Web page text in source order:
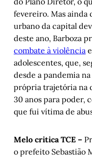
fevereiro. Mas ainda
urbano da capital
deste ano, Barboza
combate à violência
adolescentes, que,
desde a pandemia
própria trajetória na
30 anos para poder,
que fui vítima de
Melo critica TCE –
o prefeito Sebastião